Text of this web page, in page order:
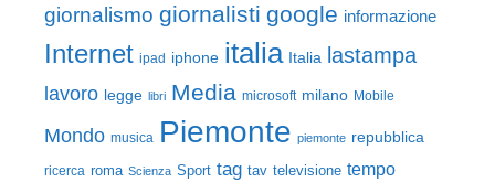
giornalismo giornalisti google informazione
Internet ipad iphone italia Italia lastampa
lavoro legge libri Media microsoft milano Mobile
Mondo musica Piemonte piemonte repubblica
ricerca roma Scienza Sport tag tav televisione tempo